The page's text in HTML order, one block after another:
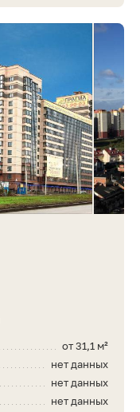
от 31,1 м²
нет данных
нет данных
нет данных